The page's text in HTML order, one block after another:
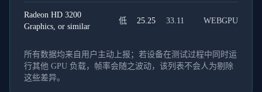
Radeon HD 3200
Graphics, or similar
低 25.25 33.11 WEBGPU
所有数据均来自用户主动上报；若设备在测试过程中同时运
行其他 GPU 负载，帧率会随之波动，该列表不会人为剔除
这些差异。